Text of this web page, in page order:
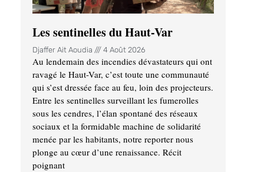
Les sentinelles du Haut-Var
Djaffer Ait Aoudia 4 Août 2026
Au lendemain des incendies dévastateurs qui ont
ravagé le Haut-Var, c’est toute une communauté
qui s’est dressée face au feu, loin des projecteurs.
Entre les sentinelles surveillant les fumerolles
sous les cendres, l’élan spontané des réseaux
sociaux et la formidable machine de solidarité
menée par les habitants, notre reporter nous
plonge au cœur d’une renaissance. Récit
poignant